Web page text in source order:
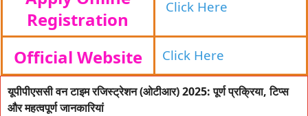
Registration
Click Here
Official Website Click Here
यूपीपीएससी वन टाइम रजिस्ट्रेशन (ओटीआर) 2025: पूर्ण प्रक्रिया, टिप्स
और महत्वपूर्ण जानकारियां